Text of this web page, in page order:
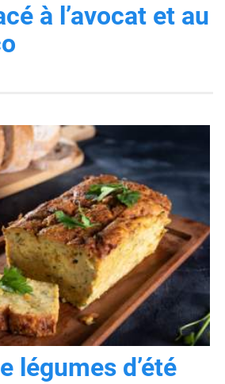
à l’avocat et au
légumes d’été